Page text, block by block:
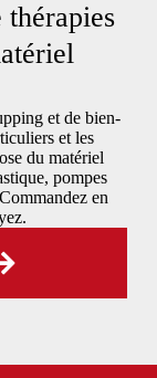
thérapies
et de bien-
et les
du matériel
pompes
en